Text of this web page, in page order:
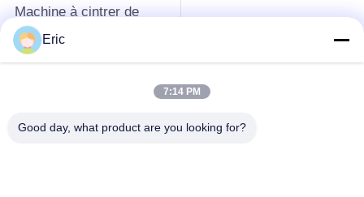
Machine à cintrer de
tube de commande
numérique par
ordinateur
Machine à cintrer de
tuyau semi
Eric
7:14 PM
Good day, what product are you looking for?